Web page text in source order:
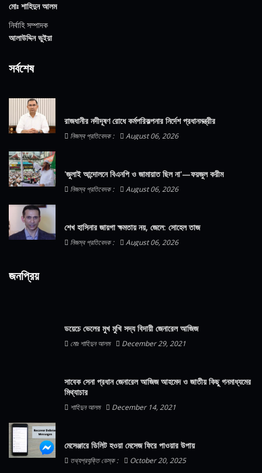
মোঃ শাহিদুন আলম
নির্বাহি সম্পাদক
আলাউদ্দিন ভুইয়া
সর্বশেষ
রাজধানীর নদীদূষণ রোধে কর্মপরিকল্পনার নির্দেশ প্রধানমন্ত্রীর
নিজস্ব প্রতিবেদক : August 06, 2026
'জুলাই আন্দোলনে বিএনপি ও জামায়াত ছিল না'—ফয়জুল করীম
নিজস্ব প্রতিবেদক : August 06, 2026
শেখ হাসিনার জায়গা ক্ষমতায় নয়, জেলে: সোহেল তাজ
নিজস্ব প্রতিবেদক : August 06, 2026
জনপ্রিয়
ডয়েচে ভেলের মুখ মুখি সদ্য বিদায়ী জেনারেল আজিজ
মোঃ শাহিদুন আলম December 29, 2021
সাবেক সেনা প্রধান জেনারেল আজিজ আহমেদ ও জাতীয় কিছু গনমাধ্যমের
মিথ্যাচার
শাহিদুন আলম December 14, 2021
মেসেঞ্জারে ডিলিট হওয়া মেসেজ ফিরে পাওয়ার উপায়
তথ্যপ্রযুক্তি ডেস্ক : October 20, 2025